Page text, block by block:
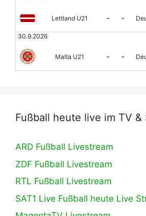
Lettland U21 - -
30.9.2026
Malta U21 - -
Fußball heute live im TV &
ARD Fußball Livestream
ZDF Fußball Livestream
RTL Fußball Livestream
SAT1 Live Fußball heute Live